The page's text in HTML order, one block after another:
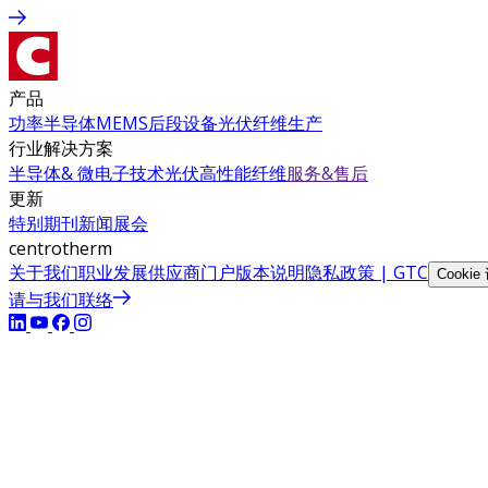
产品
功率半导体MEMS后段设备光伏纤维生产
行业解决方案
半导体& 微电子技术光伏高性能纤维服务&售后
更新
特别期刊新闻展会
centrotherm
关于我们职业发展供应商门户版本说明隐私政策 | GTC Cookie
请与我们联络